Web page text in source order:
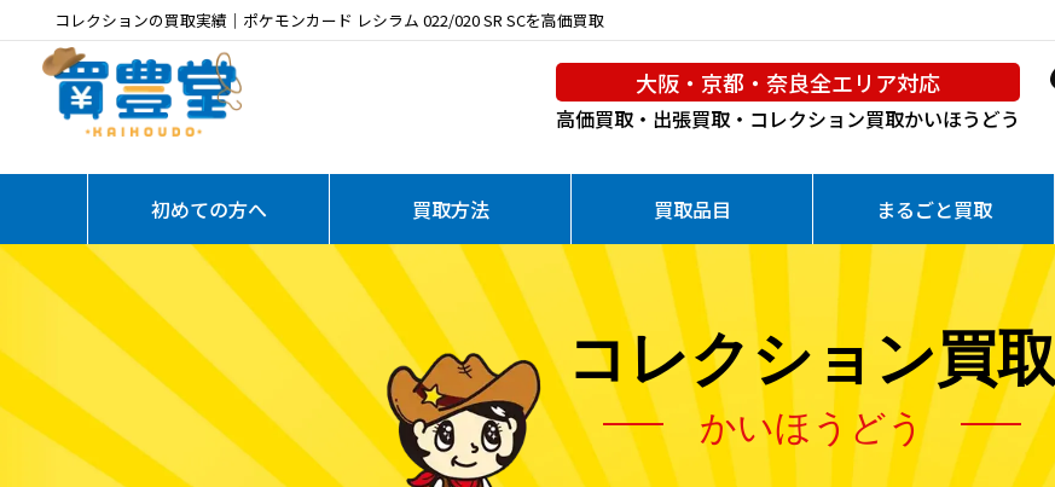
コレクションの買取実績｜ポケモンカード レシラム 022/020 SR SCを高価買取
大阪・京都・奈良全エリア対応
高価買取・出張買取・コレクション買取かいほうどう
初めての方へ 買取方法 買取品目 まるごと買取
コレクション買取
かいほうどう